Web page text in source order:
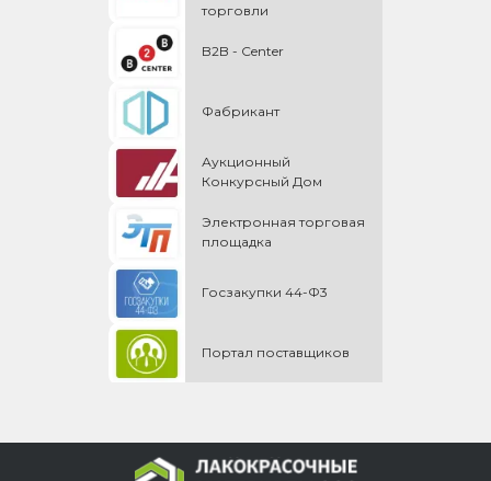
торговли
B2B - Center
Фабрикант
Аукционный
Конкурсный Дом
Электронная торговая
площадка
Госзакупки 44-Ф3
Портал поставщиков